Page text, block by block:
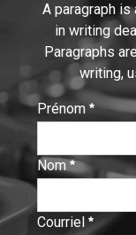
A paragraph
in writing
Paragraphs
writing,
Prénom
:
0/ 280
Nom
:
0/ 280
Courriel
:
0/ 280